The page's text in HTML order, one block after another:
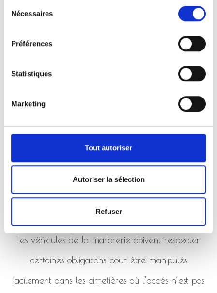
Nécessaires
Préférences
Statistiques
Marketing
Tout autoriser
Autoriser la sélection
Refuser
Pour répondre aux demandes de notre clientèle,
véhicules.
Que ça soit pour l’activité de pompes funèbres ou
Les véhicules de la marbrerie doivent respecter
certaines obligations pour être manipulés
facilement dans les cimetières où l’accés n’est pas